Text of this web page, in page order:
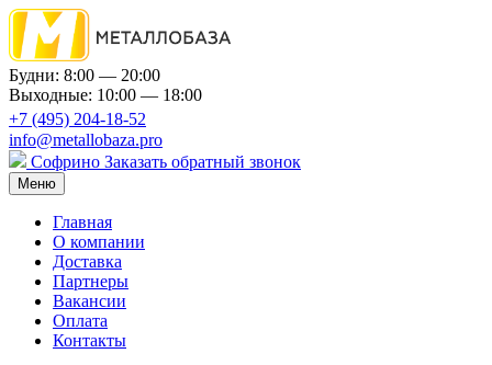
Будни: 8:00 — 20:00
Выходные: 10:00 — 18:00
+7 (495) 204-18-52
info@metallobaza.pro
Софрино Заказать обратный звонок
Меню
Главная
О компании
Доставка
Партнеры
Вакансии
Оплата
Контакты